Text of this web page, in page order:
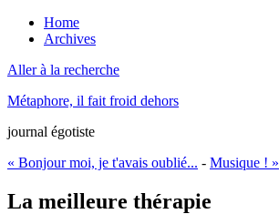
Home
Archives
Aller à la recherche
Métaphore, il fait froid dehors
journal égotiste
« Bonjour moi, je t'avais oublié... - Musique ! »
La meilleure thérapie